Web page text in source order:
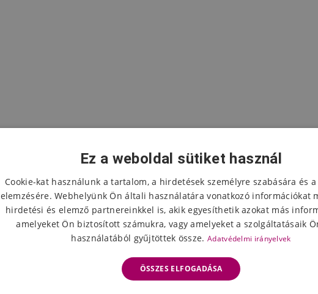
A termék értékelése
Válassza ki a csillagok számát
Ez a weboldal sütiket használ
Cookie-kat használunk a tartalom, a hirdetések személyre szabására és
elemzésére. Webhelyünk Ön általi használatára vonatkozó információkat
hirdetési és elemző partnereinkkel is, akik egyesíthetik azokat más
amelyeket Ön biztosított számukra, vagy amelyeket a szolgáltatásaik
használatából gyűjtöttek össze. Adatvédelmi irányelvek
ÖSSZES ELFOGADÁSA